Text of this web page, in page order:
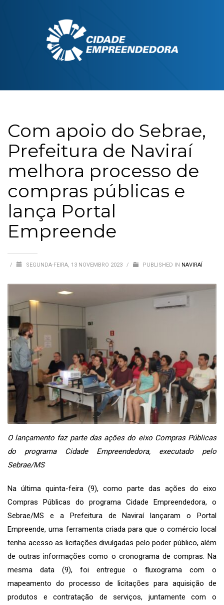
Com apoio do Sebrae,
Prefeitura de Naviraí
melhora processo de
compras públicas e
lança Portal
Empreende
/ SEGUNDA-FEIRA, 13 NOVEMBRO 2023 / PUBLISHED IN NAVIRAÍ
O lançamento faz parte das ações do eixo Compras Públicas
do programa Cidade Empreendedora, executado pelo
Sebrae/MS
Na última quinta-feira (9), como parte das ações do eixo
Compras Públicas do programa Cidade Empreendedora, o
Sebrae/MS e a Prefeitura de Naviraí lançaram o Portal
Empreende, uma ferramenta criada para que o comércio local
tenha acesso as licitações divulgadas pelo poder público, além
de outras informações como o cronograma de compras. Na
mesma data (9), foi entregue o fluxograma com o
mapeamento do processo de licitações para aquisição de
produtos e contratação de serviços, juntamente com o